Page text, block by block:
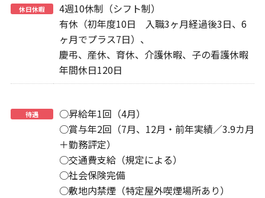
休日休暇
4週10休制（シフト制）
有休（初年度10日 入職3ヶ月経過後3日、6
ヶ月でプラス7日）、
慶弔、産休、育休、介護休暇、子の看護休暇
年間休日120日
待遇
○昇給年1回（4月）
○賞与年2回（7月、12月・前年実績／3.9カ月
＋勤務評定）
○交通費支給（規定による）
○社会保険完備
○敷地内禁煙（特定屋外喫煙場所あり）